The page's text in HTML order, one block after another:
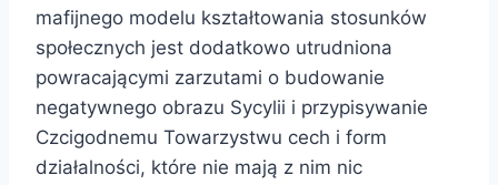
mafijnego modelu kształtowania stosunków
społecznych jest dodatkowo utrudniona
powracającymi zarzutami o budowanie
negatywnego obrazu Sycylii i przypisywanie
Czcigodnemu Towarzystwu cech i form
działalności, które nie mają z nim nic